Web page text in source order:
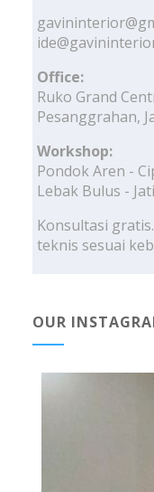
Office:
Ruko Grand
Pesanggrahan,
Workshop:
Pondok Aren -
Lebak Bulus -
Konsultasi
teknis sesuai
OUR